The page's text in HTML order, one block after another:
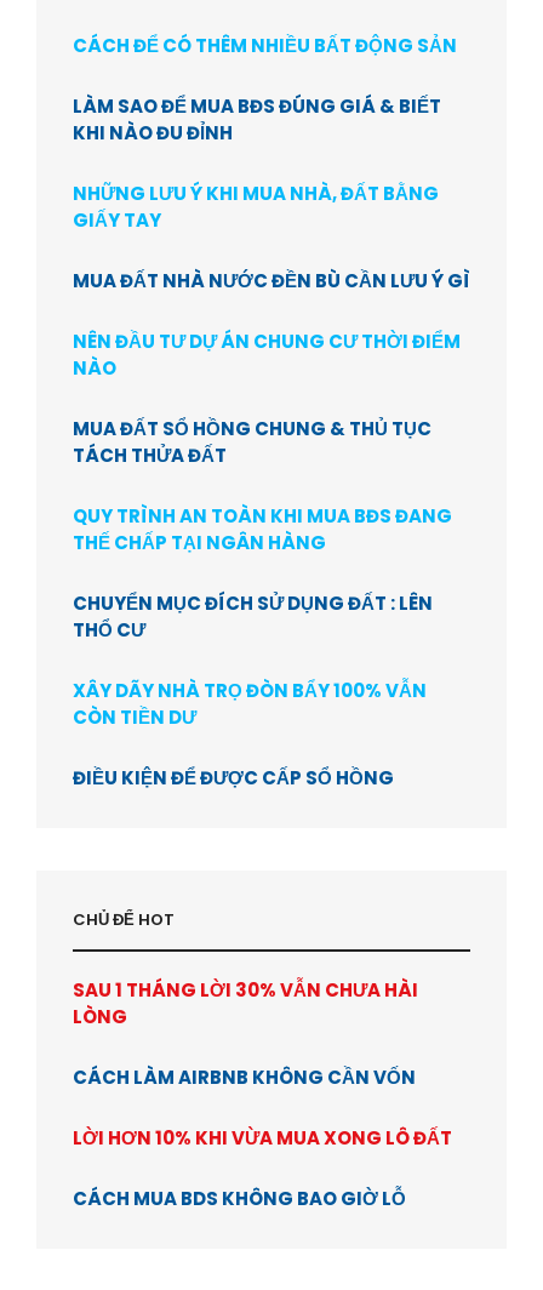
CÁCH ĐỂ CÓ THÊM NHIỀU BẤT ĐỘNG SẢN
LÀM SAO ĐỂ MUA BĐS ĐÚNG GIÁ & BIẾT
KHI NÀO ĐU ĐỈNH
NHỮNG LƯU Ý KHI MUA NHÀ, ĐẤT BẰNG
GIẤY TAY
MUA ĐẤT NHÀ NƯỚC ĐỀN BÙ CẦN LƯU Ý GÌ
NÊN ĐẦU TƯ DỰ ÁN CHUNG CƯ THỜI ĐIỂM
NÀO
MUA ĐẤT SỔ HỒNG CHUNG & THỦ TỤC
TÁCH THỬA ĐẤT
QUY TRÌNH AN TOÀN KHI MUA BĐS ĐANG
THẾ CHẤP TẠI NGÂN HÀNG
CHUYỂN MỤC ĐÍCH SỬ DỤNG ĐẤT : LÊN
THỔ CƯ
XÂY DÃY NHÀ TRỌ ĐÒN BẨY 100% VẪN
CÒN TIỀN DƯ
ĐIỀU KIỆN ĐỂ ĐƯỢC CẤP SỔ HỒNG
CHỦ ĐỂ HOT
SAU 1 THÁNG LỜI 30% VẪN CHƯA HÀI
LÒNG
CÁCH LÀM AIRBNB KHÔNG CẦN VỐN
LỜI HƠN 10% KHI VỪA MUA XONG LÔ ĐẤT
CÁCH MUA BDS KHÔNG BAO GIỜ LỖ